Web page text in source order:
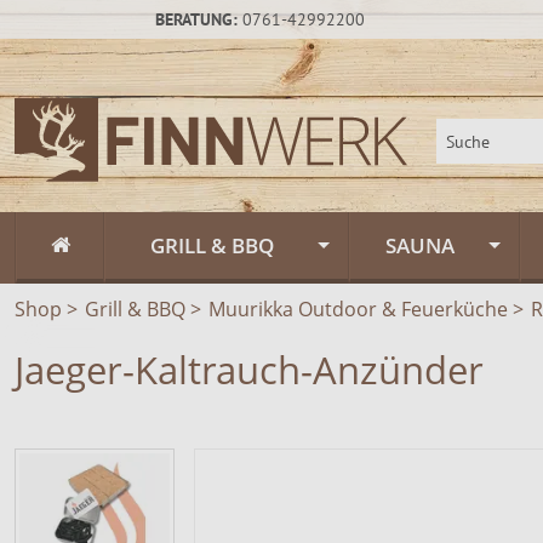
BERATUNG: 0761-42992200
GRILL & BBQ
Flammlachs
Feuerschalen
Feuerschalen
Muurikka Outdoor & Feuerküche
Räucheröfen
SAUNA
Fasssauna /
Gartensauna
Shop > Grill & BBQ> Muurikka Outdoor & Feuerküche >
Jaeger-Kaltrauch-Anzünder